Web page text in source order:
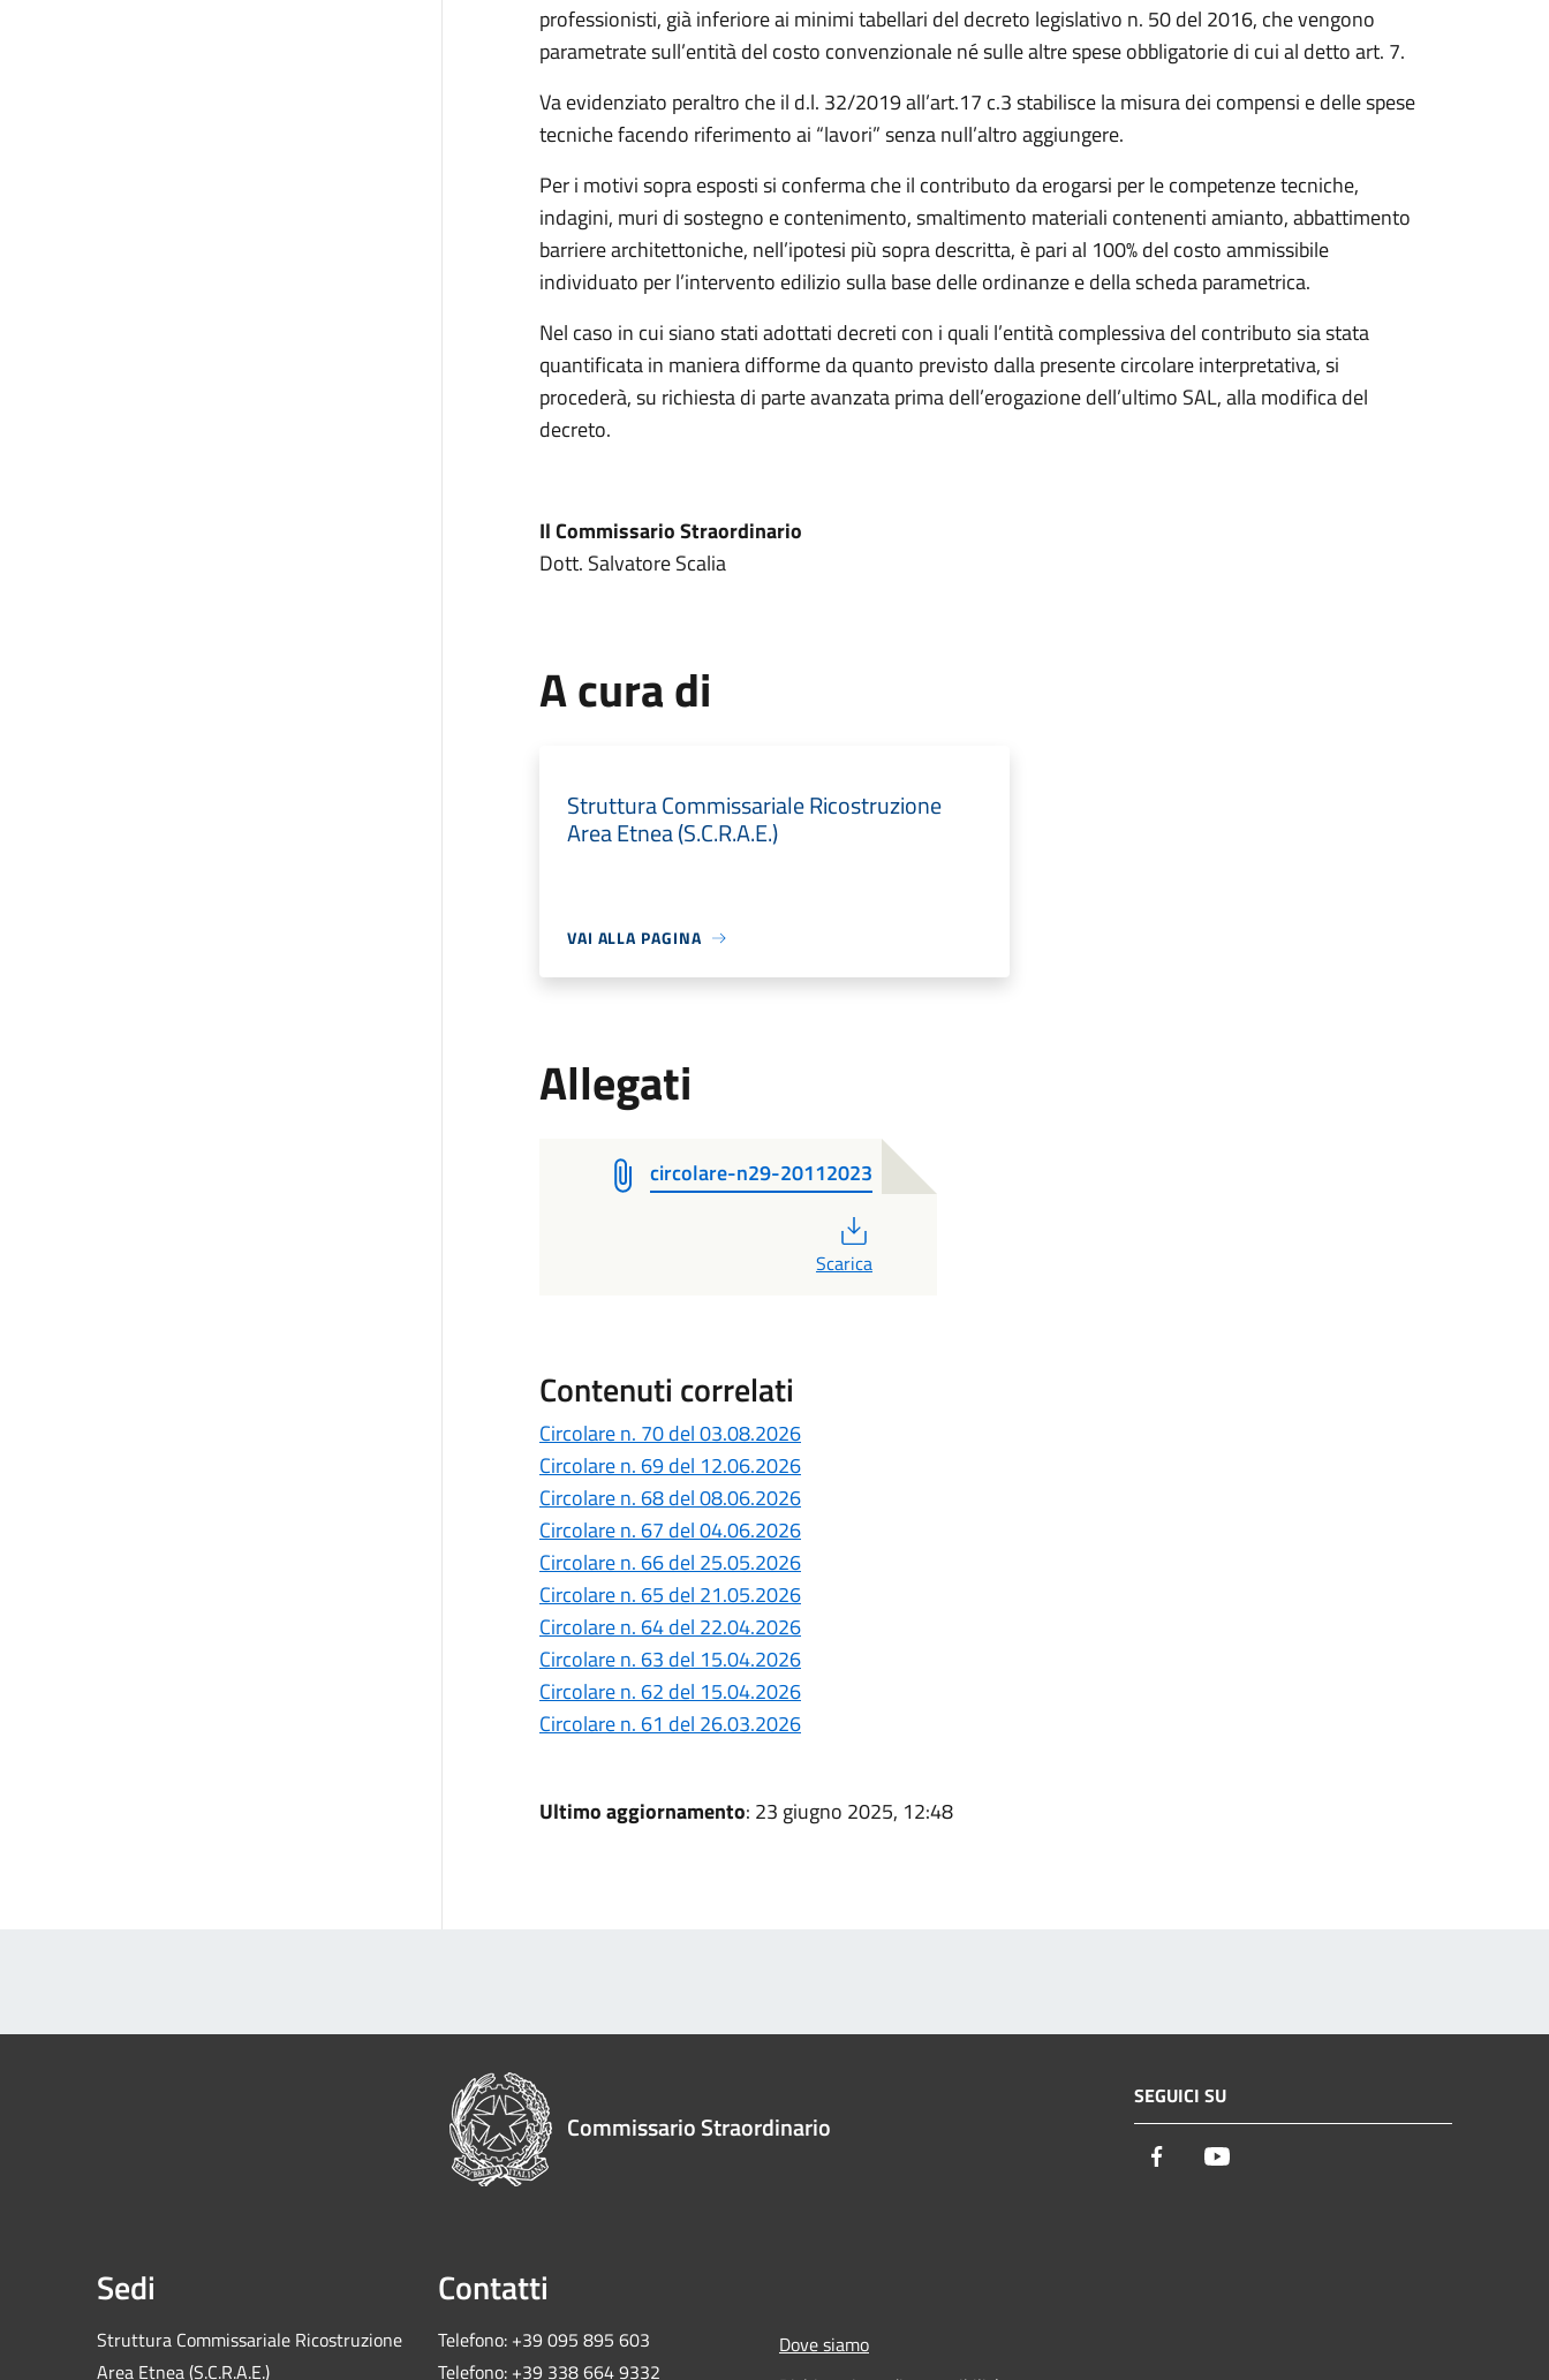
professionisti, già inferiore ai minimi tabellari del decreto legislativo n. 50 del 2016, che vengono
parametrate sull’entità del costo convenzionale né sulle altre spese obbligatorie di cui al detto art. 7.
Va evidenziato peraltro che il d.l. 32/2019 all’art.17 c.3 stabilisce la misura dei compensi e delle spese
tecniche facendo riferimento ai “lavori” senza null’altro aggiungere.
Per i motivi sopra esposti si conferma che il contributo da erogarsi per le competenze tecniche,
indagini, muri di sostegno e contenimento, smaltimento materiali contenenti amianto, abbattimento
barriere architettoniche, nell’ipotesi più sopra descritta, è pari al 100% del costo ammissibile
individuato per l’intervento edilizio sulla base delle ordinanze e della scheda parametrica.
Nel caso in cui siano stati adottati decreti con i quali l’entità complessiva del contributo sia stata
quantificata in maniera difforme da quanto previsto dalla presente circolare interpretativa, si
procederà, su richiesta di parte avanzata prima dell’erogazione dell’ultimo SAL, alla modifica del
decreto.
Il Commissario Straordinario
Dott. Salvatore Scalia
A cura di
Struttura Commissariale Ricostruzione
Area Etnea (S.C.R.A.E.)
VAI ALLA PAGINA
Allegati
circolare-n29-20112023
Scarica
Contenuti correlati
Circolare n. 70 del 03.08.2026
Circolare n. 69 del 12.06.2026
Circolare n. 68 del 08.06.2026
Circolare n. 67 del 04.06.2026
Circolare n. 66 del 25.05.2026
Circolare n. 65 del 21.05.2026
Circolare n. 64 del 22.04.2026
Circolare n. 63 del 15.04.2026
Circolare n. 62 del 15.04.2026
Circolare n. 61 del 26.03.2026
Ultimo aggiornamento: 23 giugno 2025, 12:48
Commissario Straordinario
SEGUICI SU
Facebook
Sedi
Struttura Commissariale Ricostruzione
Area Etnea (S.C.R.A.E.)
Contatti
Telefono: +39 095 895 603
Telefono: +39 338 664 9332
Dove siamo